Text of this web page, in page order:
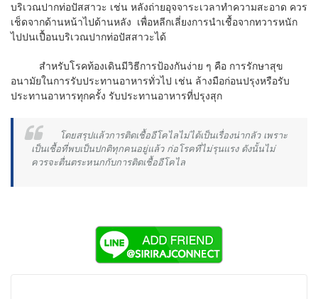
บริเวณปากท่อปัสสาวะ เช่น หลังถ่ายอุจจาระเวลาทำความสะอาด ควร
เช็ดจากด้านหน้าไปด้านหลัง เพื่อหลีกเลี่ยงการนำเชื้อจากทวารหนัก
ไปปนเปื้อนบริเวณปากท่อปัสสาวะได้
สำหรับโรคท้องเดินมีวิธีการป้องกันง่าย ๆ คือ การรักษาสุข
อนามัยในการรับประทานอาหารทั่วไป เช่น ล้างมือก่อนปรุงหรือรับ
ประทานอาหารทุกครั้ง รับประทานอาหารที่ปรุงสุก
โดยสรุปแล้วการติดเชื้ออีโคไลไม่ได้เป็นเรื่องน่ากลัว เพราะ
เป็นเชื้อที่พบเป็นปกติทุกคนอยู่แล้ว ก่อโรคที่ไม่รุนแรง ดังนั้นไม่
ควรจะตื่นตระหนกกับการติดเชื้ออีโคไล